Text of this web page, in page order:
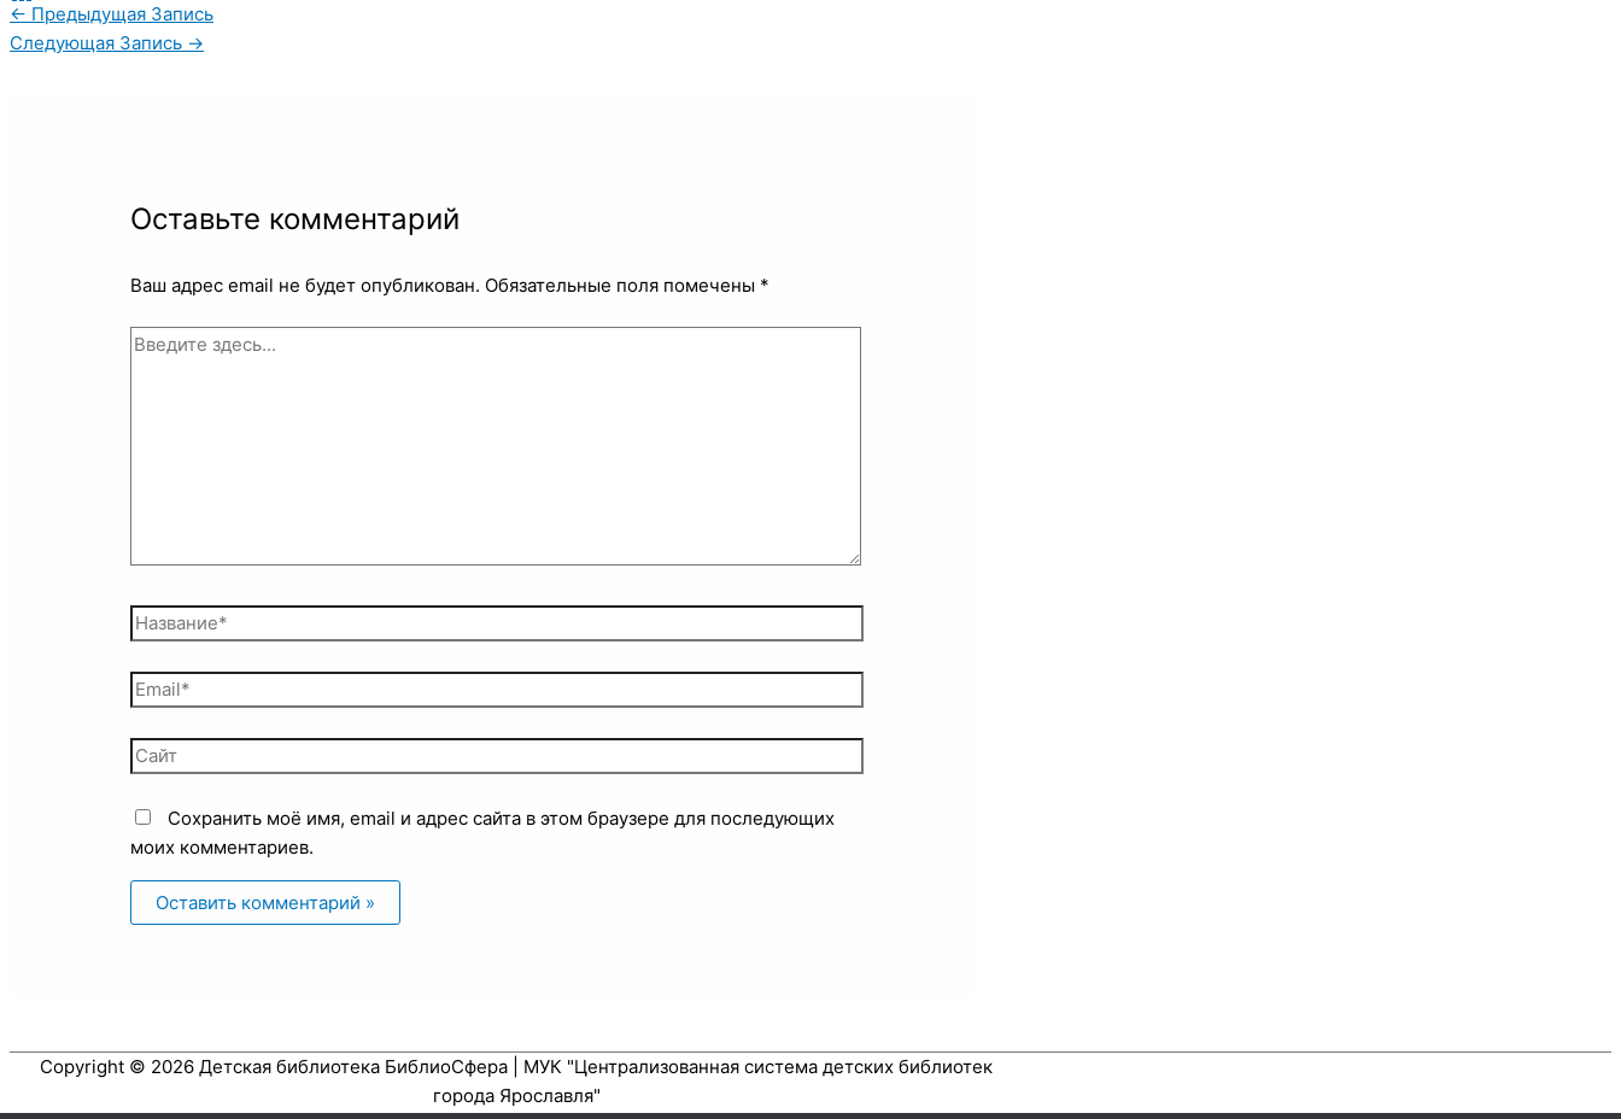
← Предыдущая Запись
Следующая Запись →
Оставьте комментарий
Ваш адрес email не будет опубликован. Обязательные поля помечены *
Сохранить моё имя, email и адрес сайта в этом браузере для последующих
моих комментариев.
Copyright © 2026 Детская библиотека БиблиоСфера | МУК "Централизованная система детских библиотек
города Ярославля"